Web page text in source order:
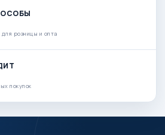
розницы и опта
покупок